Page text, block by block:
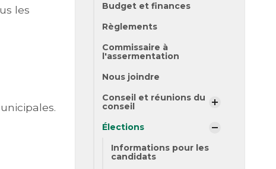
les
Budget et finances
Règlements
Commissaire à
l'assermentation
Nous joindre
Conseil et réunions du
conseil
Élections
Informations pour les
candidats